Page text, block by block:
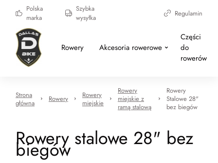
Polska
marka
Szybka
wysyłka
Regulamin
Rowery Akcesoria rowerowe
Części
do
rowerów
Strona
główna
Rowery
Rowery
miejskie
Rowery
miejskie z
ramą stalową
Rowery
Stalowe 28"
bez biegów
Rowery stalowe 28" bez
biegów